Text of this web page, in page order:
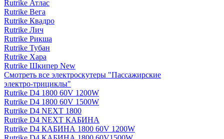
Rutrike Атлас
Rutrike Вега
Rutrike Квадро
Rutrike Лич
Rutrike Рикша
Rutrike Тубан
Rutrike Хара
Rutrike Шкипер New
Смотреть все электро­скутеры "Пассажирские
электро‑трициклы"
Rutrike D4 1800 60V 1200W
Rutrike D4 1800 60V 1500W
Rutrike D4 NEXT 1800
Rutrike D4 NEXT КАБИНА
Rutrike D4 КАБИНА 1800 60V 1200W